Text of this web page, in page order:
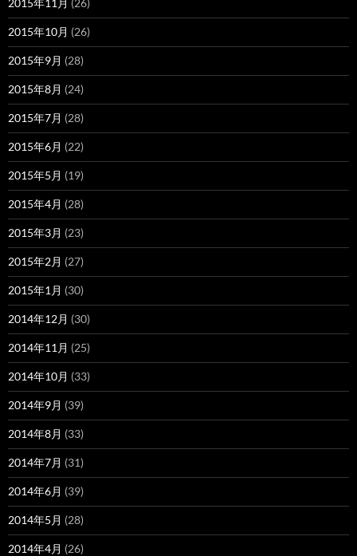
2015年11月 (26)
2015年10月 (26)
2015年9月 (28)
2015年8月 (24)
2015年7月 (28)
2015年6月 (22)
2015年5月 (19)
2015年4月 (28)
2015年3月 (23)
2015年2月 (27)
2015年1月 (30)
2014年12月 (30)
2014年11月 (25)
2014年10月 (33)
2014年9月 (39)
2014年8月 (33)
2014年7月 (31)
2014年6月 (39)
2014年5月 (28)
2014年4月 (26)